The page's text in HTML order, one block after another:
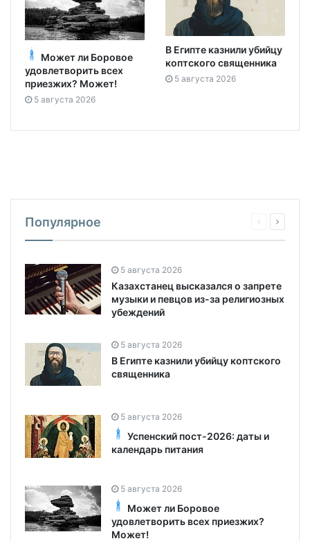
Может ли Боровое
удовлетворить всех
приезжих? Может!
5 августа 2026
В Египте казнили убийцу
коптского священника
5 августа 2026
Популярное
5 августа 2026
Казахстанец высказался о запрете
музыки и певцов из-за религиозных
убеждений
5 августа 2026
В Египте казнили убийцу коптского
священника
5 августа 2026
Успенский пост-2026: даты и
календарь питания
5 августа 2026
Может ли Боровое
удовлетворить всех приезжих?
Может!